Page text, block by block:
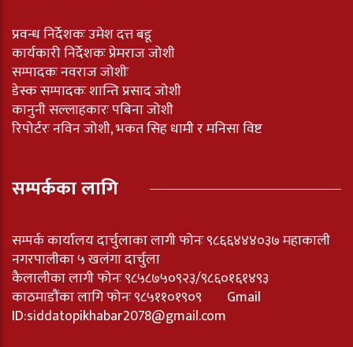
प्रवन्ध निर्देशकः उमेश दत्त बडू
कार्यकारी निर्देशकः प्रेमराज जोशी
सम्पादकः नवराज जोशीः
डेस्क सम्पादकः शान्ति प्रसाद जोशी
कानुनी सल्लाहकारः पबिना जोशी
रिपोर्टरः नविन जोशी, भकत सिह धामी र मनिसा विष्ट
सम्पर्कका लागि
सम्पर्क कार्यालय दार्चुलाका लागी फोनः ९८६६४४४०३७ महाकाली
नगरपालीका ५ खलंगा दार्चुला
कैलालीका लागी फोनः ९८५८७५०९२३/९८६०१६१४९३
काठमाडौंका लागि फोनः ९८५११०१९०९ Gmail
ID:siddatopikhabar2078@gmail.com